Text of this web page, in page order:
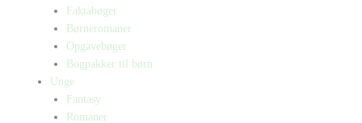
Faktabøger
Børneromaner
Opgavebøger
Bogpakker til børn
Unge
Fantasy
Romaner